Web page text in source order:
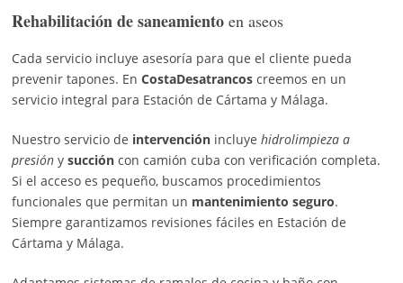
Rehabilitación de saneamientoen aseos
Cada servicio incluye asesoría para que el cliente pueda
prevenir tapones. En CostaDesatrancoscreemos en un
servicio integral para Estación de Cártama y Málaga.
Nuestro servicio de intervenciónincluye hidrolimpieza a
presióny succióncon camión cuba con verificación completa.
Si el acceso es pequeño, buscamos procedimientos
funcionales que permitan un mantenimiento seguro.
Siempre garantizamos revisiones fáciles en Estación de
Cártama y Málaga.